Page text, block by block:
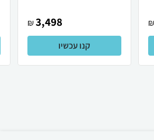
₪
3,498
₪
קנו עכשיו